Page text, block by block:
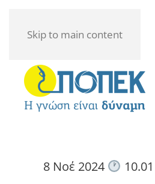
Skip to main content
8 Νοέ 2024 10.01